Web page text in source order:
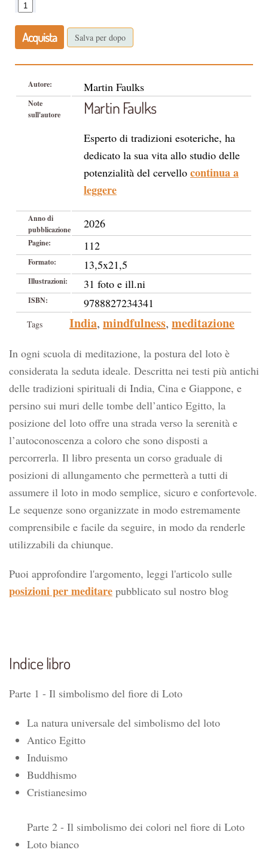
Acquista Salva per dopo
Autore: Martin Faulks
Note
sull'autore
Martin Faulks
Esperto di tradizioni esoteriche, ha
dedicato la sua vita allo studio delle
potenzialità del cervello continua a
leggere
Anno di
pubblicazione
2026
Pagine: 112
Formato: 13,5x21,5
Illustrazioni: 31 foto e ill.ni
ISBN: 9788827234341
Tags India, mindfulness, meditazione
In ogni scuola di meditazione, la postura del loto è
considerata la seduta ideale. Descritta nei testi più antichi
delle tradizioni spirituali di India, Cina e Giappone, e
persino sui muri delle tombe dell’antico Egitto, la
posizione del loto offre una strada verso la serenità e
l’autoconoscenza a coloro che sono disposti a
percorrerla. Il libro presenta un corso graduale di
posizioni di allungamento che permetterà a tutti di
assumere il loto in modo semplice, sicuro e confortevole.
Le sequenze sono organizzate in modo estremamente
comprensibile e facile da seguire, in modo da renderle
utilizzabili da chiunque.
Puoi approfondire l'argomento, leggi l'articolo sulle
posizioni per meditare pubblicato sul nostro blog
Indice libro
Parte 1 - Il simbolismo del fiore di Loto
La natura universale del simbolismo del loto
Antico Egitto
Induismo
Buddhismo
Cristianesimo
Parte 2 - Il simbolismo dei colori nel fiore di Loto
Loto bianco